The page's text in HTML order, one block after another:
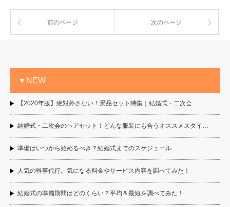
前のページ 次のページ
▼NEW
【2020年版】絶対外さない！景品セット特集｜結婚式・二次会…
結婚式・二次会のヘアセット！どんな服装にも合うオススメスタイ…
準備はいつから始めるべき？結婚式までのスケジュール
人気の幹事代行。気になる料金やサービス内容を調べてみた！
結婚式の準備期間はどのくらい？平均＆最短を調べてみた！